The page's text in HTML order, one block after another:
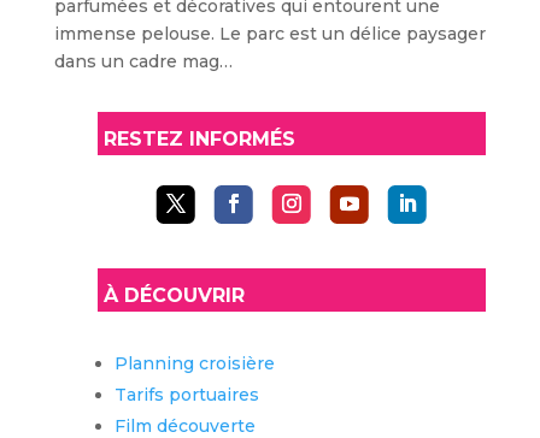
parfumées et décoratives qui entourent une
immense pelouse. Le parc est un délice paysager
dans un cadre mag…
RESTEZ INFORMÉS
À DÉCOUVRIR
Planning croisière
Tarifs portuaires
Film découverte